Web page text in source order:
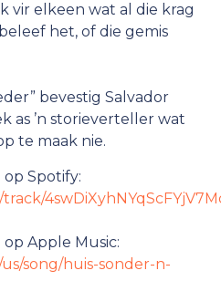
vir elkeen wat al die krag
het, of die gemis
bevestig Salvador
as ’n storieverteller wat
te maak nie.
Spotify:
Apple Music:
song/huis-sonder-n-